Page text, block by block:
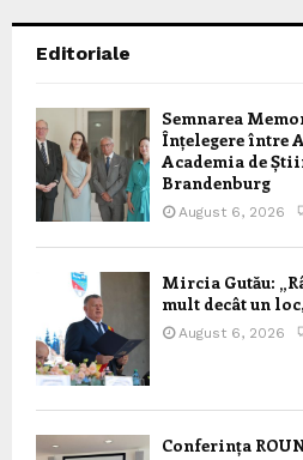
Editoriale
Semnarea
Înțelegere între
Academia de
Brandenburg
August 6, 2026
Mircia Gutău:
mult decât un
August 6, 2026
Conferința